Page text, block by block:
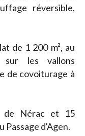
réversible,
de 1 200 m², au
les vallons
de covoiturage à
de Nérac et 15
Passage d'Agen.